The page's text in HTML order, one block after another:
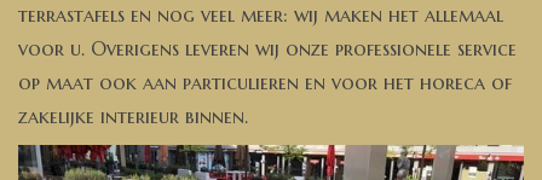
terrastafels en nog veel meer: wij maken het allemaal
voor u. Overigens leveren wij onze professionele service
op maat ook aan particulieren en voor het horeca of
zakelijke interieur binnen.